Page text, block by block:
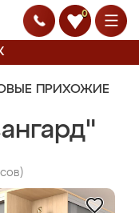
0
ПРИХОЖИЕ